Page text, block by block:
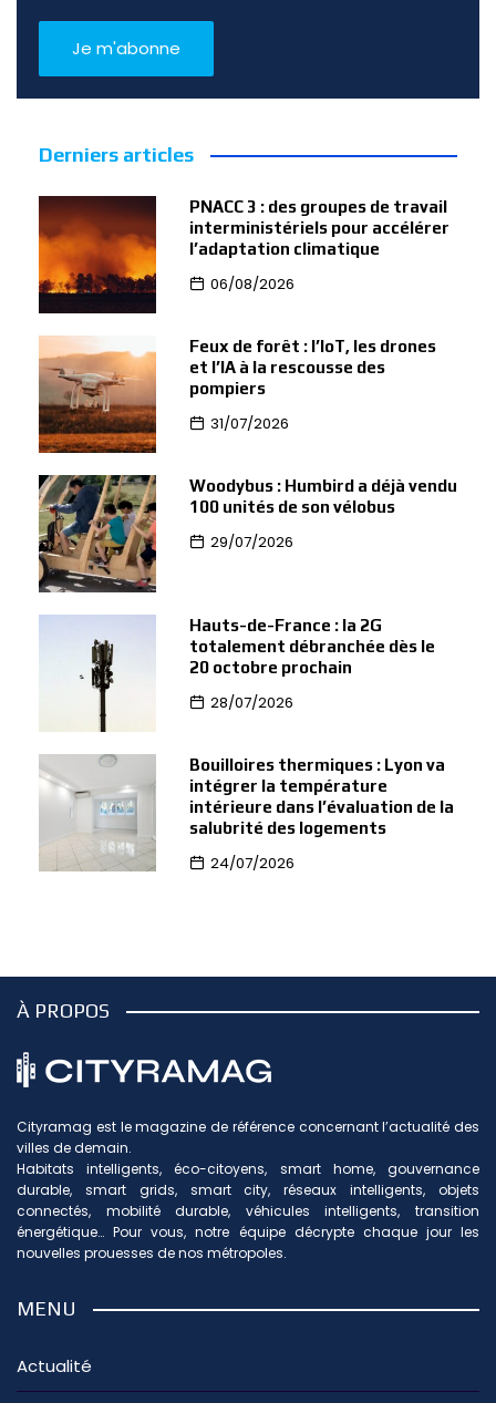
Derniers articles
PNACC 3 : des groupes de travail
interministériels pour accélérer
l’adaptation climatique
06/08/2026
Feux de forêt : l’IoT, les drones
et l’IA à la rescousse des
pompiers
31/07/2026
Woodybus : Humbird a déjà vendu
100 unités de son vélobus
29/07/2026
Hauts-de-France : la 2G
totalement débranchée dès le
20 octobre prochain
28/07/2026
Bouilloires thermiques : Lyon va
intégrer la température
intérieure dans l’évaluation de la
salubrité des logements
24/07/2026
À PROPOS
Cityramag est le magazine de référence concernant l’actualité des
villes de demain.
Habitats intelligents, éco-citoyens, smart home, gouvernance
durable, smart grids, smart city, réseaux intelligents, objets
connectés, mobilité durable, véhicules intelligents, transition
énergétique… Pour vous, notre équipe décrypte chaque jour les
nouvelles prouesses de nos métropoles.
MENU
Actualité